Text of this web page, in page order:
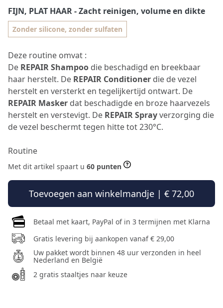
FIJN, PLAT HAAR- Zacht reinigen, volume en dikte
Zonder silicone, zonder sulfaten
Deze routine omvat :
De REPAIR Shampoo die beschadigd en breekbaar
haar herstelt. De REPAIR Conditioner die de vezel
herstelt en versterkt en tegelijkertijd ontwart. De
REPAIR Masker dat beschadigde en broze haarvezels
herstelt en verstevigt. De REPAIR Sprayverzorging die
de vezel beschermt tegen hitte tot 230°C.
Routine
Met dit artikel spaart u 60 punten
Toevoegen aan winkelmandje | € 72,00
Betaal met kaart, PayPal of in 3 termijnen met Klarna
Gratis levering bij aankopen vanaf € 29,00
Uw pakket wordt binnen 48 uur verzonden in heel
Nederland en België
2 gratis staaltjes naar keuze